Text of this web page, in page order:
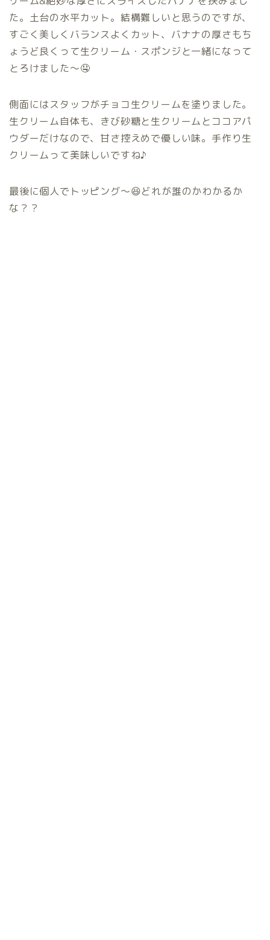
た。土台の水平カット。結構難しいと思うのですが、
すごく美しくバランスよくカット、バナナの厚さもち
ょうど良くって生クリーム・スポンジと一緒になって
とろけました〜🤤
側面にはスタッフがチョコ生クリームを塗りました。
生クリーム自体も、きび砂糖と生クリームとココアパ
ウダーだけなので、甘さ控えめで優しい味。手作り生
クリームって美味しいですね♪
最後に個人でトッピング〜😆どれが誰のかわかるか
な？？